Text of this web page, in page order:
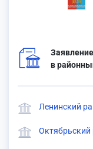
в
Ленинский
Октябрьский